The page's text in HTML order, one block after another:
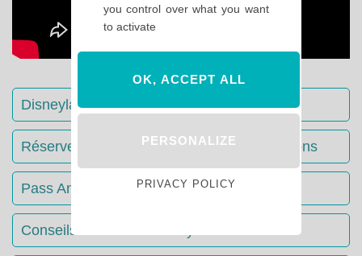
Disneyland Paris : Le guide complet
Réserver votre séjour : toutes les informations
Pass Annuels Disney : informations
Conseils & Astuces Disneyland Paris
you control over what you want
to activate
OK, ACCEPT ALL
PERSONALIZE
PRIVACY POLICY